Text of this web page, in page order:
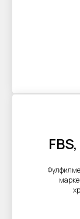
Пользовательское